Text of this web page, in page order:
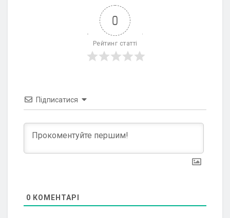
0
Рейтинг статті
Підписатися
0 КОМЕНТАРІ